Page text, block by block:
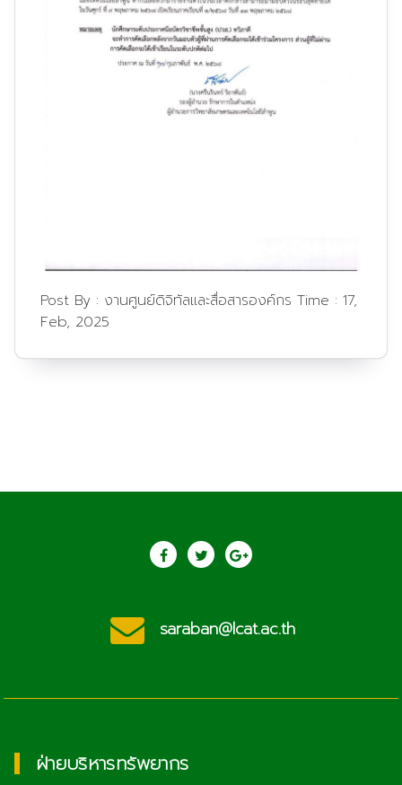
Post By : งานศูนย์ดิจิทัลและสื่อสารองค์กร Time : 17,
Feb, 2025
saraban@lcat.ac.th
ฝ่ายบริหารทรัพยากร